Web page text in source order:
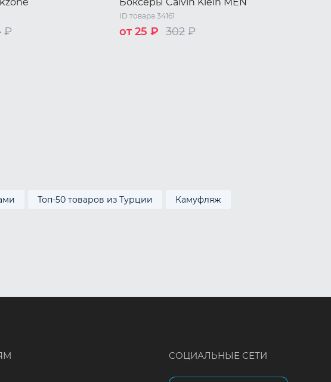
₽
ID товара 34161
от 25 ₽ 302 ₽
Топ-50 товаров из Турции Камуфляж
СОЦИАЛЬНЫЕ СЕТИ